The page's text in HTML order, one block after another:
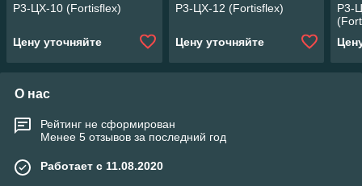
Р3-ЦХ-10 (Fortisflex)
Цену уточняйте
Р3-ЦХ-12 (Fortisflex)
Цену уточняйте
Р3-
О нас
Рейтинг не сформирован
Менее 5 отзывов за последний год
Работает с 11.08.2020